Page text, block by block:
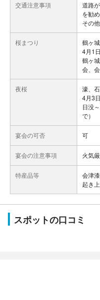
交通注意事項
道路
を勧
その
桜まつり
鶴ヶ
4月1
鶴ヶ
会、
夜桜
濠、
4月3
日没
で）
宴会の可否 可
宴会の注意事項 火気
特産品等
会津
起き
スポットの口コミ